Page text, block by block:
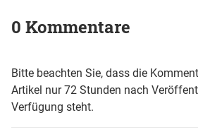
0 Kommentare
Bitte beachten Sie, dass die
Artikel nur 72 Stunden nach
Verfügung steht.